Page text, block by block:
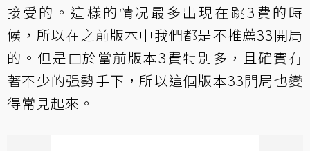
接受的。這樣的情况最多出現在跳3費的時
候，所以在之前版本中我們都是不推薦33開局
的。但是由於當前版本3費特別多，且確實有
著不少的强勢手下，所以這個版本33開局也變
得常見起來。